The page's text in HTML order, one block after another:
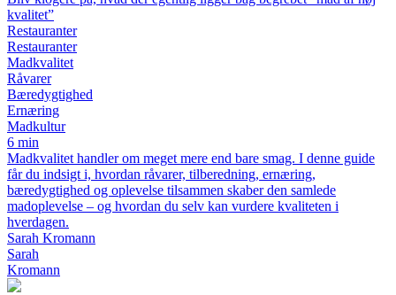
kvalitet”
Restauranter
Restauranter
Madkvalitet
Råvarer
Bæredygtighed
Ernæring
Madkultur
6 min
Madkvalitet handler om meget mere end bare smag. I denne guide
får du indsigt i, hvordan råvarer, tilberedning, ernæring,
bæredygtighed og oplevelse tilsammen skaber den samlede
madoplevelse – og hvordan du selv kan vurdere kvaliteten i
hverdagen.
Sarah Kromann
Sarah
Kromann